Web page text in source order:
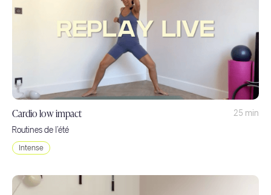
Cardio low impact
25 min
Routines de l'été
Intense